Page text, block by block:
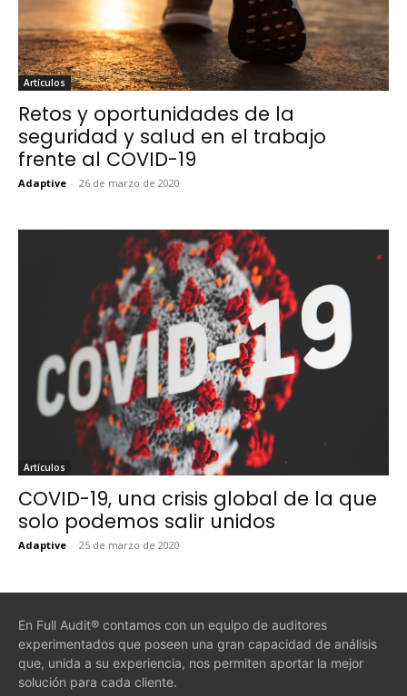
Artículos
Retos y oportunidades de la
seguridad y salud en el trabajo
frente al COVID-19
Adaptive - 26 de marzo de 2020
Artículos
COVID-19, una crisis global de la que
solo podemos salir unidos
Adaptive - 25 de marzo de 2020
En Full Audit® contamos con un equipo de auditores
experimentados que poseen una gran capacidad de análisis
que, unida a su experiencia, nos permiten aportar la mejor
solución para cada cliente.